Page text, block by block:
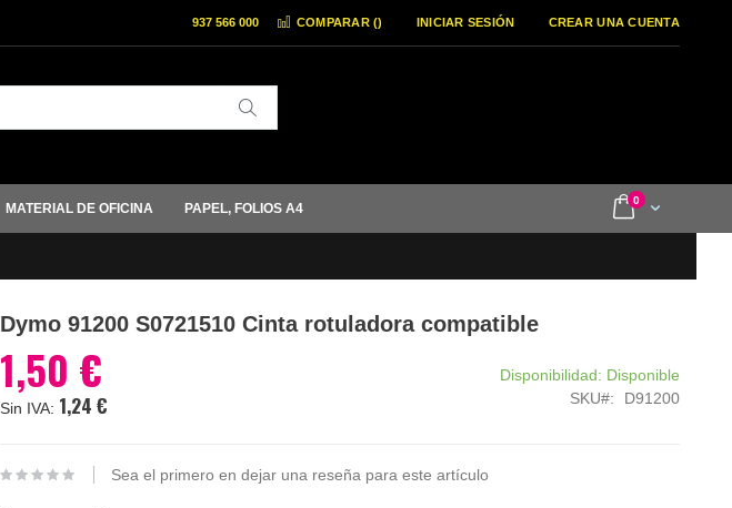
COMPARAR () INICIAR SESIÓN CREAR UNA CUENTA
937 566 000
Cart
0items
MATERIAL DE OFICINA PAPEL, FOLIOS A4
Dymo 91200 S0721510 Cinta rotuladora compatible
1,50 €
1,24 €
Disponibilidad: Disponible
SKU
D91200
Sea el primero en dejar una reseña para este artículo